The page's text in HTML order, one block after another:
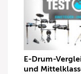
E-Drum-
und